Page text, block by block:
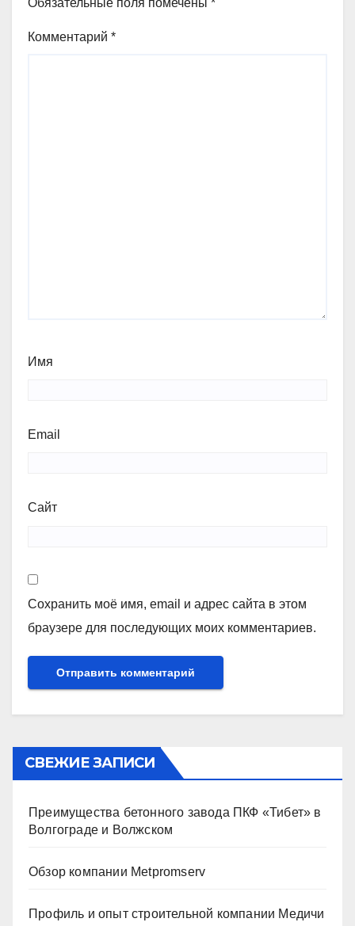
Обязательные поля помечены *
Комментарий *
Имя
Email
Сайт
Сохранить моё имя, email и адрес сайта в этом
браузере для последующих моих комментариев.
СВЕЖИЕ ЗАПИСИ
Преимущества бетонного завода ПКФ «Тибет» в
Волгограде и Волжском
Обзор компании Metpromserv
Профиль и опыт строительной компании Медичи